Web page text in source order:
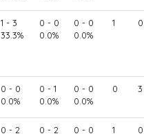
1 - 3
33.3%
0 - 0
0.0%
0 - 0
0.0%
1 0
0 - 0
0.0%
0 - 1
0.0%
0 - 0
0.0%
0 3
0 - 2
0 - 2
0 - 0
1 0